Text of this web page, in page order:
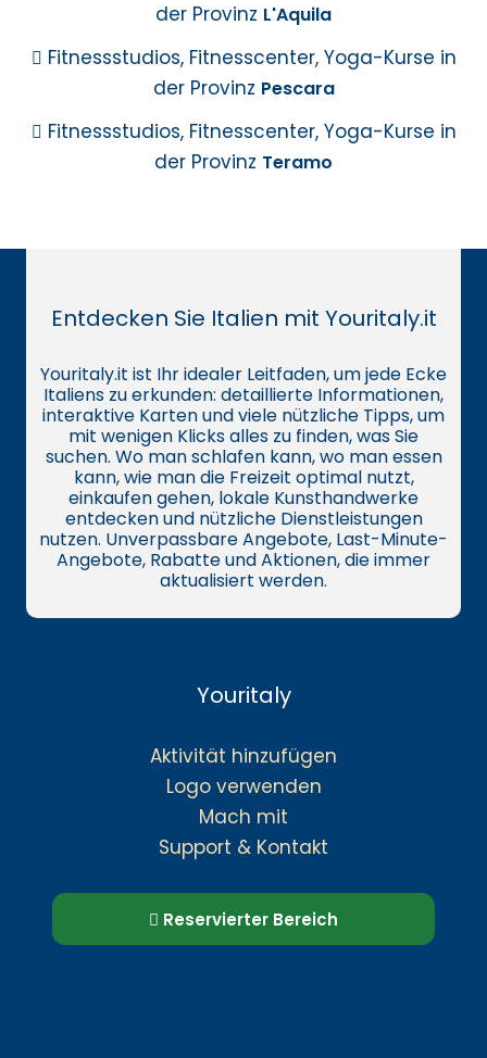
der Provinz L'Aquila
Fitnessstudios, Fitnesscenter, Yoga-Kurse in
der Provinz Pescara
Fitnessstudios, Fitnesscenter, Yoga-Kurse in
der Provinz Teramo
Entdecken Sie Italien mit Youritaly.it
Youritaly.it ist Ihr idealer Leitfaden, um jede Ecke
Italiens zu erkunden: detaillierte Informationen,
interaktive Karten und viele nützliche Tipps, um
mit wenigen Klicks alles zu finden, was Sie
suchen. Wo man schlafen kann, wo man essen
kann, wie man die Freizeit optimal nutzt,
einkaufen gehen, lokale Kunsthandwerke
entdecken und nützliche Dienstleistungen
nutzen. Unverpassbare Angebote, Last-Minute-
Angebote, Rabatte und Aktionen, die immer
aktualisiert werden.
Youritaly
Aktivität hinzufügen
Logo verwenden
Mach mit
Support & Kontakt
Reservierter Bereich